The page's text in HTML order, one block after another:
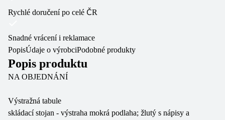
Rychlé doručení po celé ČR
Snadné vrácení i reklamace
PopisÚdaje o výrobciPodobné produkty
Popis produktu
NA OBJEDNÁNÍ
Výstražná tabule
skládací stojan - výstraha mokrá podlaha; žlutý s nápisy a